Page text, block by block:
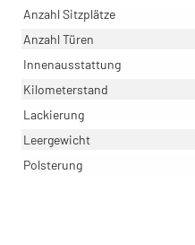
Anzahl Sitzplätze
Anzahl Türen
Innenausstattung
Kilometerstand
Lackierung
Leergewicht
Polsterung